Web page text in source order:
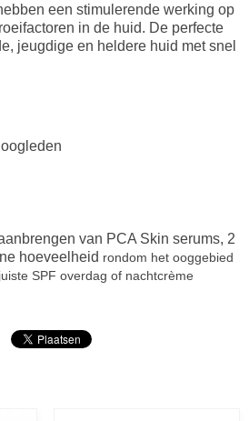
een stimulerende werking op
in de huid. De perfecte
jeugdige en heldere huid met snel
van PCA Skin serums, 2
hoeveelheid rondom het ooggebied
SPF overdag of nachtcrème